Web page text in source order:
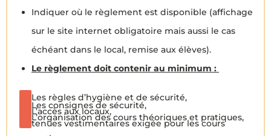
Indiquer où le règlement est disponible (affichage
sur le site internet obligatoire mais aussi le cas
échéant dans le local, remise aux élèves).
Le règlement doit contenir au minimum :
Les règles d’hygiène et de sécurité,
Les consignes de sécurité,
L’accès aux locaux,
L’organisation des cours théoriques et pratiques,
tenues vestimentaires exigée pour les cours